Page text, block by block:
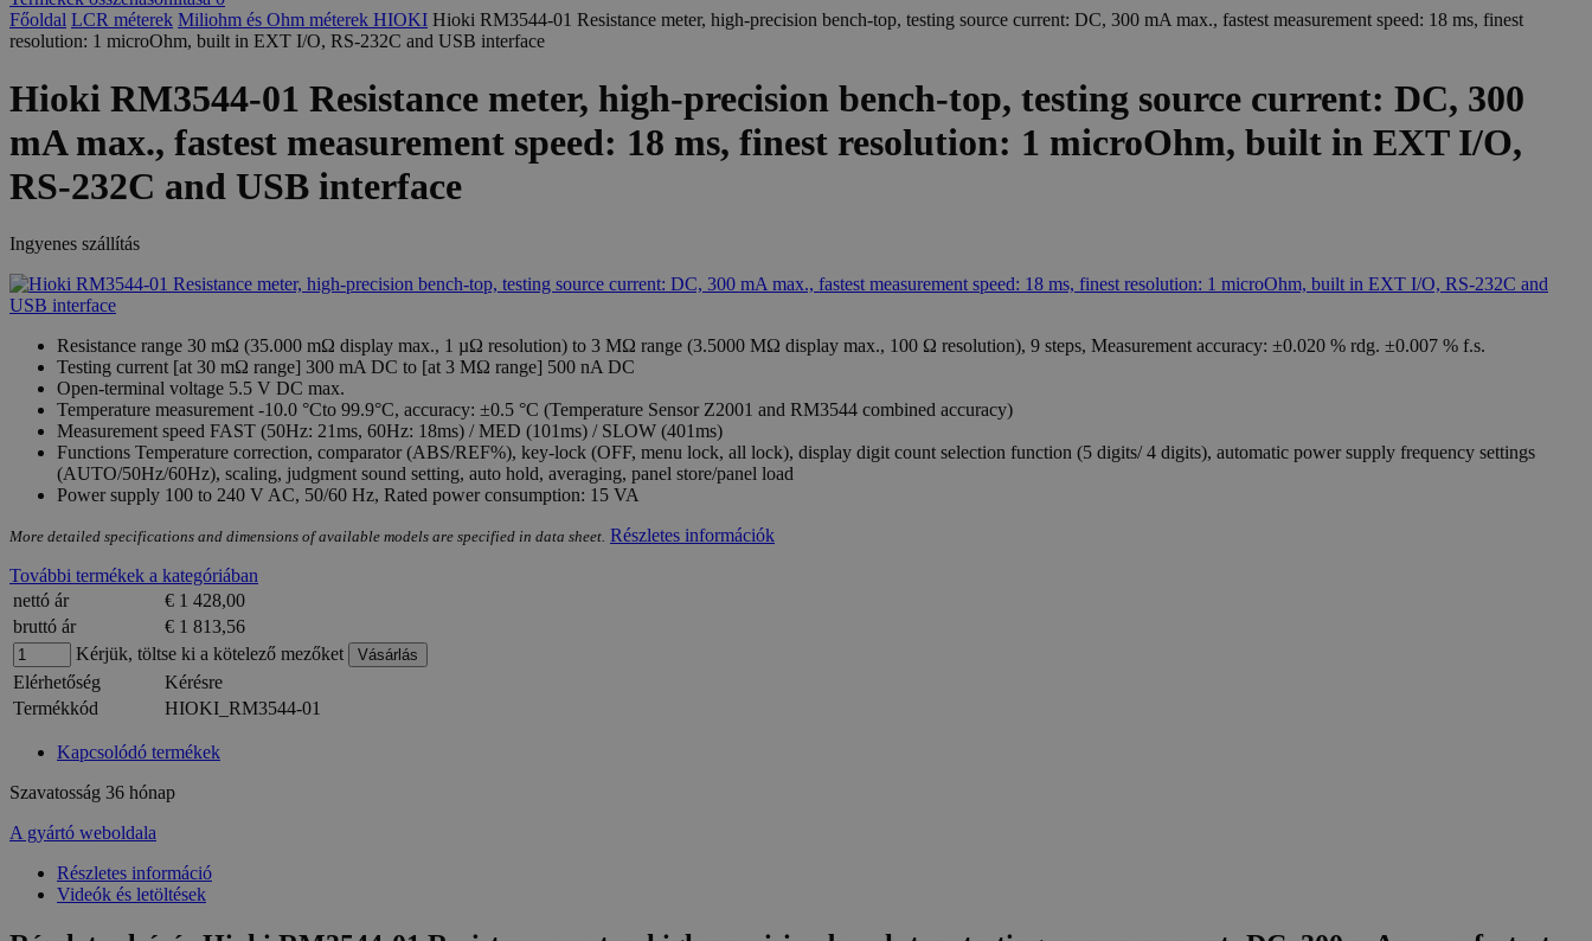
Főoldal LCR méterek Miliohm és Ohm méterek HIOKI Hioki RM3544-01 Resistance meter, high-precision bench-top, testing source current: DC, 300 mA max., fastest measurement speed: 18 ms, finest
resolution: 1 microOhm, built in EXT I/O, RS-232C and USB interface
Hioki RM3544-01 Resistance meter, high-precision bench-top, testing source current: DC, 300
mA max., fastest measurement speed: 18 ms, finest resolution: 1 microOhm, built in EXT I/O,
RS-232C and USB interface
Ingyenes szállítás
Resistance range 30 mΩ (35.000 mΩ display max., 1 µΩ resolution) to 3 MΩ range (3.5000 MΩ display max., 100 Ω resolution), 9 steps, Measurement accuracy: ±0.020 % rdg. ±0.007 % f.s.
Testing current [at 30 mΩ range] 300 mA DC to [at 3 MΩ range] 500 nA DC
Open-terminal voltage 5.5 V DC max.
Temperature measurement -10.0 °Cto 99.9°C, accuracy: ±0.5 °C (Temperature Sensor Z2001 and RM3544 combined accuracy)
Measurement speed FAST (50Hz: 21ms, 60Hz: 18ms) / MED (101ms) / SLOW (401ms)
Functions Temperature correction, comparator (ABS/REF%), key-lock (OFF, menu lock, all lock), display digit count selection function (5 digits/ 4 digits), automatic power supply frequency settings
(AUTO/50Hz/60Hz), scaling, judgment sound setting, auto hold, averaging, panel store/panel load
Power supply 100 to 240 V AC, 50/60 Hz, Rated power consumption: 15 VA
More detailed specifications and dimensions of available models are specified in data sheet. Részletes információk
További termékek a kategóriában
nettó ár
€ 1 428,00
bruttó ár
€ 1 813,56
Kérjük, töltse ki a kötelező mezőket
Elérhetőség
Kérésre
Termékkód
HIOKI_RM3544-01
Kapcsolódó termékek
Szavatosság 36 hónap
A gyártó weboldala
Részletes információ
Videók és letöltések